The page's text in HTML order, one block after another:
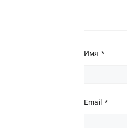
Имя*
Email *